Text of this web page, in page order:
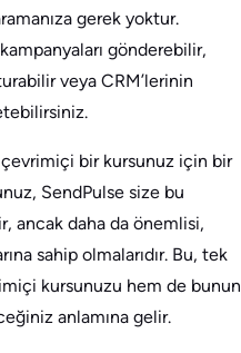
gerek yoktur.
gönderebilir,
veya CRM’lerinin
bir kursunuz için bir
SendPulse size bu
ancak daha da önemlisi,
sahip olmalarıdır. Bu, tek
kursunuzu hem de bunun
anlamına gelir.